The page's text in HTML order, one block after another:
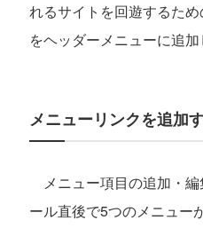
れるサイトを回遊するた
をヘッダーメニューに追加
メニューリンクを追加
メニュー項目の追加・編
ール直後で5つのメニュー